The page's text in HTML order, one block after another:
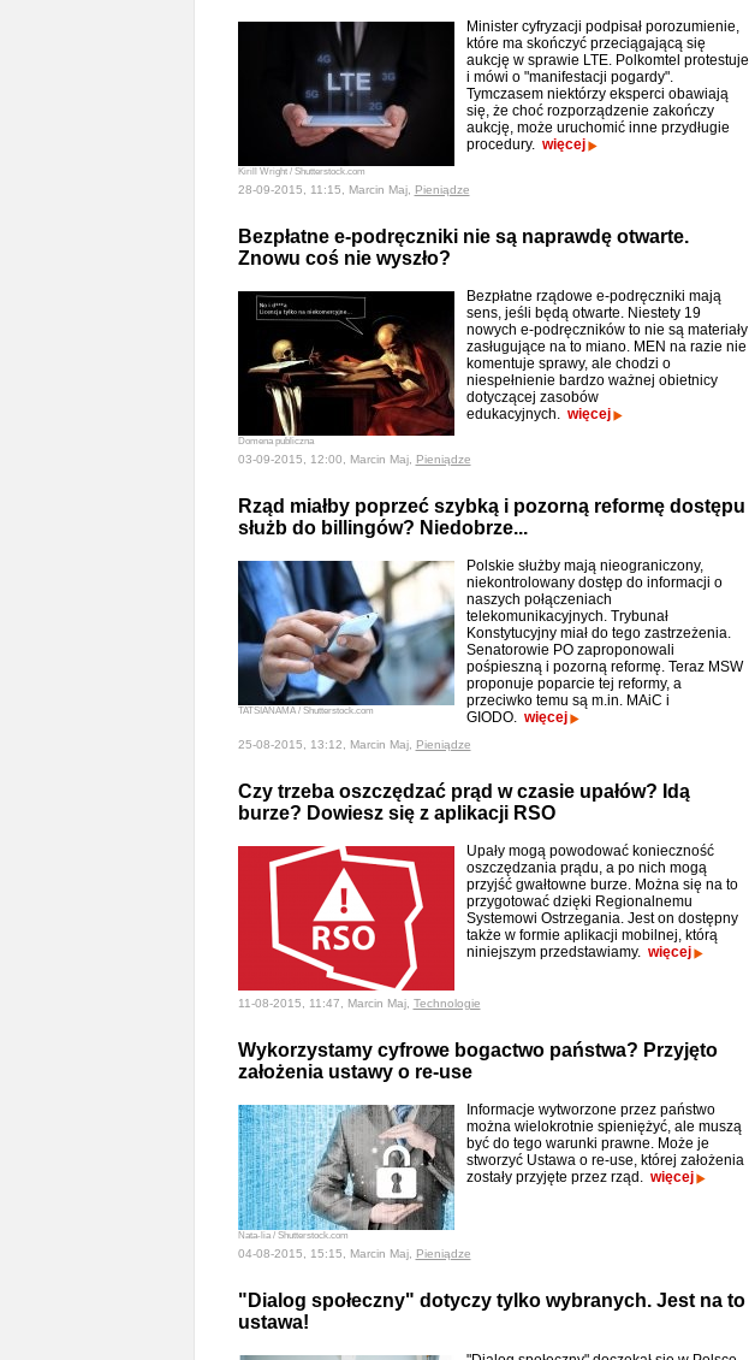
Kirill Wright / Shutterstock.com
Minister cyfryzacji podpisał porozumienie,
które ma skończyć przeciągającą się
aukcję w sprawie LTE. Polkomtel protestuje
i mówi o "manifestacji pogardy".
Tymczasem niektórzy eksperci obawiają
się, że choć rozporządzenie zakończy
aukcję, może uruchomić inne przydługie
procedury. więcej
28-09-2015, 11:15, Marcin Maj, Pieniądze
Bezpłatne e-podręczniki nie są naprawdę otwarte.
Znowu coś nie wyszło?
Domena publiczna
Bezpłatne rządowe e-podręczniki mają
sens, jeśli będą otwarte. Niestety 19
nowych e-podręczników to nie są materiały
zasługujące na to miano. MEN na razie nie
komentuje sprawy, ale chodzi o
niespełnienie bardzo ważnej obietnicy
dotyczącej zasobów
edukacyjnych. więcej
03-09-2015, 12:00, Marcin Maj, Pieniądze
Rząd miałby poprzeć szybką i pozorną reformę dostępu
służb do billingów? Niedobrze...
TATSIANAMA / Shutterstock.com
Polskie służby mają nieograniczony,
niekontrolowany dostęp do informacji o
naszych połączeniach
telekomunikacyjnych. Trybunał
Konstytucyjny miał do tego zastrzeżenia.
Senatorowie PO zaproponowali
pośpieszną i pozorną reformę. Teraz MSW
proponuje poparcie tej reformy, a
przeciwko temu są m.in. MAiC i
GIODO. więcej
25-08-2015, 13:12, Marcin Maj, Pieniądze
Czy trzeba oszczędzać prąd w czasie upałów? Idą
burze? Dowiesz się z aplikacji RSO
Upały mogą powodować konieczność
oszczędzania prądu, a po nich mogą
przyjść gwałtowne burze. Można się na to
przygotować dzięki Regionalnemu
Systemowi Ostrzegania. Jest on dostępny
także w formie aplikacji mobilnej, którą
niniejszym przedstawiamy. więcej
11-08-2015, 11:47, Marcin Maj, Technologie
Wykorzystamy cyfrowe bogactwo państwa? Przyjęto
założenia ustawy o re-use
Nata-lia / Shutterstock.com
Informacje wytworzone przez państwo
można wielokrotnie spieniężyć, ale muszą
być do tego warunki prawne. Może je
stworzyć Ustawa o re-use, której założenia
zostały przyjęte przez rząd. więcej
04-08-2015, 15:15, Marcin Maj, Pieniądze
"Dialog społeczny" dotyczy tylko wybranych. Jest na to
ustawa!